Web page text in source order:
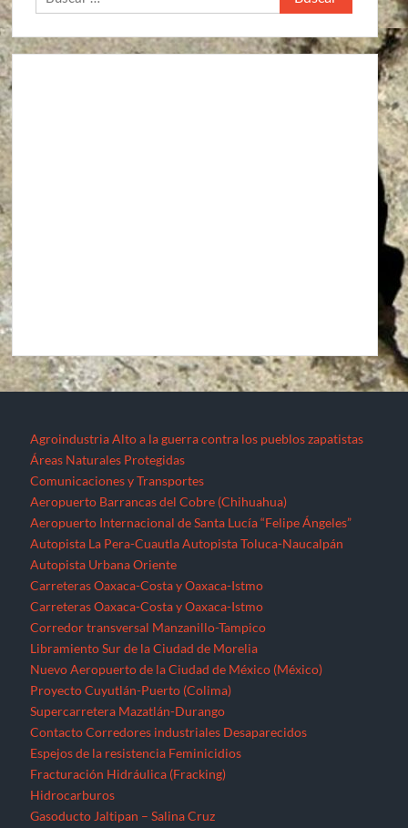
Agroindustria Alto a la guerra contra los pueblos zapatistas
Áreas Naturales Protegidas
Comunicaciones y Transportes
Aeropuerto Barrancas del Cobre (Chihuahua)
Aeropuerto Internacional de Santa Lucía “Felipe Ángeles”
Autopista La Pera-Cuautla Autopista Toluca-Naucalpán
Autopista Urbana Oriente
Carreteras Oaxaca-Costa y Oaxaca-Istmo
Carreteras Oaxaca-Costa y Oaxaca-Istmo
Corredor transversal Manzanillo-Tampico
Libramiento Sur de la Ciudad de Morelia
Nuevo Aeropuerto de la Ciudad de México (México)
Proyecto Cuyutlán-Puerto (Colima)
Supercarretera Mazatlán-Durango
Contacto Corredores industriales Desaparecidos
Espejos de la resistencia Feminicidios
Fracturación Hidráulica (Fracking)
Hidrocarburos
Gasoducto Jaltipan – Salina Cruz